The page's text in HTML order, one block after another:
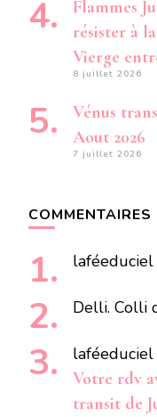
Flammes
résister à
Vierge
8 juillet 2026
Vénus
Aout 2026
7 juillet 2026
COMMENTAIRES
laféeduciel
Delli. Colli
laféeduciel
Votre rdv
transit de